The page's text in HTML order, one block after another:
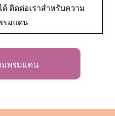
ติดต่อเราสำหรับความ
รมแดน
มพรมแดน